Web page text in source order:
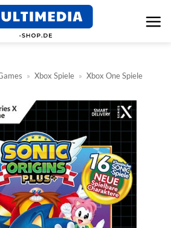
» Xbox Spiele » Xbox One Spiele